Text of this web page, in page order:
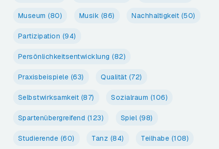
Museum (80) Musik (86) Nachhaltigkeit (50)
Partizipation (94)
Persönlichkeitsentwicklung (82)
Praxisbeispiele (63) Qualität (72)
Selbstwirksamkeit (87) Sozialraum (106)
Spartenübergreifend (123) Spiel(98)
Studierende (60) Tanz (84) Teilhabe (108)